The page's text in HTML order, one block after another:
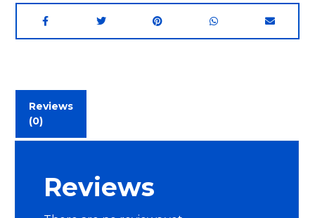
Reviews
(0)
Reviews